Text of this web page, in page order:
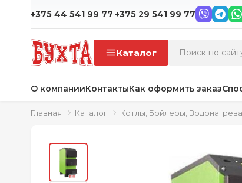
+375 44 541 99 77·+375 29 541 99 77
Каталог
О компанииКонтактыКак оформить заказ
Главная Каталог Котлы, Бойлеры,